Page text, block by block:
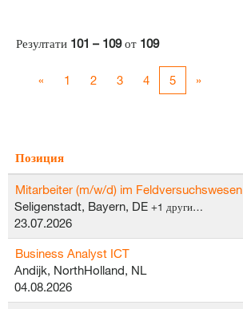
Резултати 101 – 109от 109
« 1 2 3 4 5 »
Позиция
Mitarbeiter (m/w/d) im Feldversuchswesen
Seligenstadt, Bayern, DE +1 други…
23.07.2026
Business Analyst ICT
Andijk, NorthHolland, NL
04.08.2026